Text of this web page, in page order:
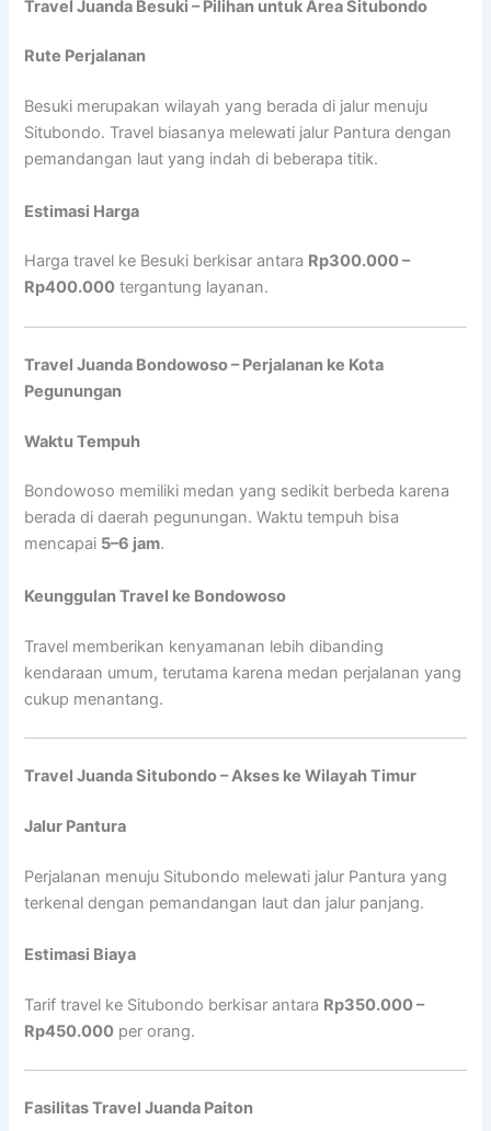
Travel Juanda Besuki – Pilihan untuk Area Situbondo
Rute Perjalanan
Besuki merupakan wilayah yang berada di jalur menuju
Situbondo. Travel biasanya melewati jalur Pantura dengan
pemandangan laut yang indah di beberapa titik.
Estimasi Harga
Harga travel ke Besuki berkisar antara Rp300.000 –
Rp400.000 tergantung layanan.
Travel Juanda Bondowoso – Perjalanan ke Kota
Pegunungan
Waktu Tempuh
Bondowoso memiliki medan yang sedikit berbeda karena
berada di daerah pegunungan. Waktu tempuh bisa
mencapai 5–6 jam.
Keunggulan Travel ke Bondowoso
Travel memberikan kenyamanan lebih dibanding
kendaraan umum, terutama karena medan perjalanan yang
cukup menantang.
Travel Juanda Situbondo – Akses ke Wilayah Timur
Jalur Pantura
Perjalanan menuju Situbondo melewati jalur Pantura yang
terkenal dengan pemandangan laut dan jalur panjang.
Estimasi Biaya
Tarif travel ke Situbondo berkisar antara Rp350.000 –
Rp450.000 per orang.
Fasilitas Travel Juanda Paiton